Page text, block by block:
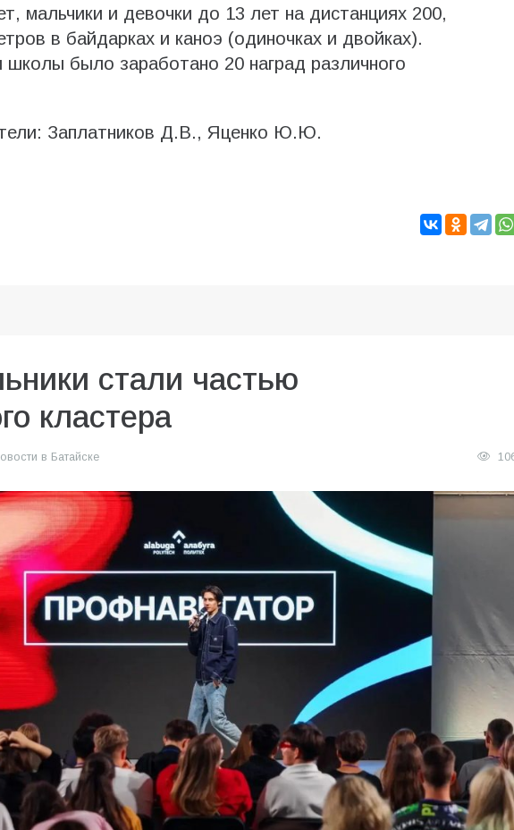
мальчики и девочки до 13 лет на дистанциях 200,
в байдарках и каноэ (одиночках и двойках).
школы было заработано 20 наград различного
Заплатников Д.В., Яценко Ю.Ю.
стали частью
кластера
в Батайске